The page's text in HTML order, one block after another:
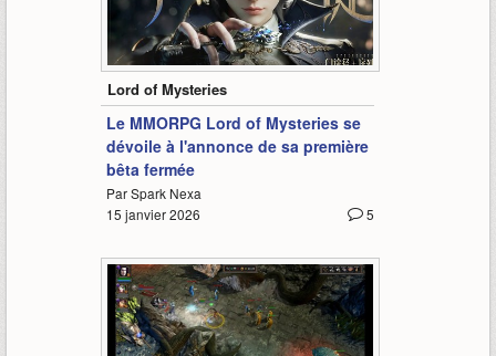
-
Lord of Mysteries
Le MMORPG Lord of Mysteries se
dévoile à l'annonce de sa première
bêta fermée
Par Spark Nexa
5
15 janvier 2026